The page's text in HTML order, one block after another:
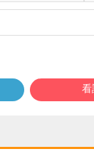
看